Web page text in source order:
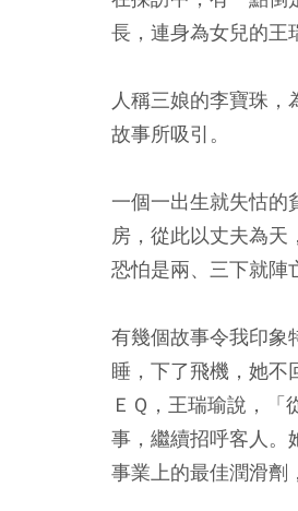
長，連身為女兒的王
人稱三娘的李寶珠
故事所吸引。
一個一出生就失怙的
房，從此以丈夫為天
恐怕是兩、三下就陣
有幾個故事令我印象
睡，下了飛機，她不
ＥＱ，王瑞瑜說，
事，繼續招呼客人。
事業上的最佳潤滑劑